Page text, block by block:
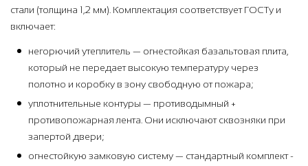
стали (толщина 1,2 мм). Комплектация соответствует ГОСТу и
включает:
негорючий утеплитель — огнестойкая базальтовая плита,
который не передает высокую температуру через
полотно и коробку в зону свободную от пожара;
уплотнительные контуры — противодымный +
противопожарная лента. Они исключают сквозняки при
запертой двери;
огнестойкую замковую систему — стандартный комплект -